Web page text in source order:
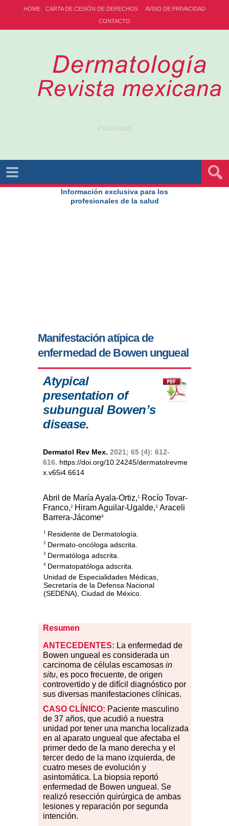
HOME CARTA DE CESIÓN DE DERECHOS
AVISO DE PRIVACIDAD
CONTACTO
Publicidad
Información exclusiva para los
profesionales de la salud
Manifestación atípica de
enfermedad de Bowen ungueal
Atypical
presentation of
subungual Bowen’s
disease.
Dermatol Rev Mex. 2021; 65 (4): 612-
616. https://doi.org/10.24245/dermatolrevme
x.v65i4.6614
Abril de María Ayala-Ortiz,1
Rocío Tovar-
Franco,2 Hiram Aguilar-Ugalde,3 Araceli
Barrera-Jácome4
1 Residente de Dermatología.
2 Dermato-oncóloga adscrita.
3 Dermatóloga adscrita.
4Dermatopatóloga adscrita.
Unidad de Especialidades Médicas,
Secretaría de la Defensa Nacional
(SEDENA), Ciudad de México.
Resumen
ANTECEDENTES: La enfermedad de
Bowen ungueal es considerada un
carcinoma de células escamosas in
situ, es poco frecuente, de origen
controvertido y de difícil diagnóstico por
sus diversas manifestaciones clínicas.
CASO CLÍNICO: Paciente masculino
de 37 años, que acudió a nuestra
unidad por tener una mancha localizada
en al aparato ungueal que afectaba el
primer dedo de la mano derecha y el
tercer dedo de la mano izquierda, de
cuatro meses de evolución y
asintomática. La biopsia reportó
enfermedad de Bowen ungueal. Se
realizó resección quirúrgica de ambas
lesiones y reparación por segunda
intención.